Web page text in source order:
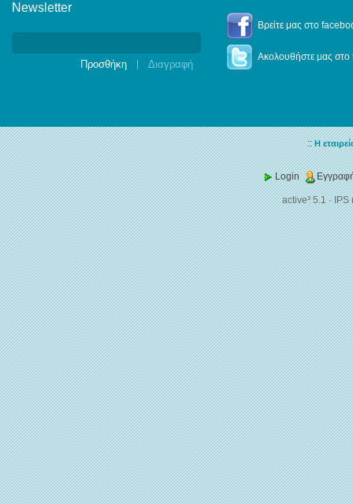
Newsletter
Βρείτε μας στο
Ακολουθήστε μας στο
::Η
Login
active³ 5.1·IPS